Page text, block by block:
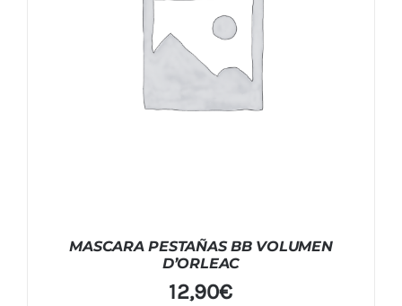
MASCARA PESTAÑAS BB VOLUMEN
D’ORLEAC
12,90€